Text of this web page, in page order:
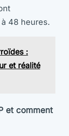
48 heures.
:
et réalité
et comment